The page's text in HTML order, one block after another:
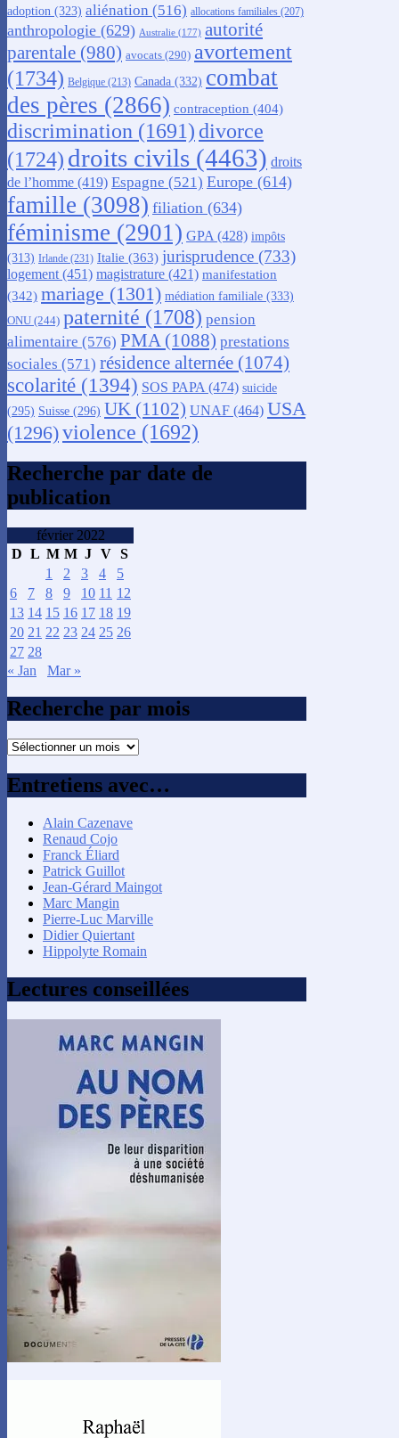
adoption (323) aliénation (516) allocations familiales (207)
anthropologie (629) Australie (177) autorité
parentale (980) avocats (290) avortement
(1734) Belgique (213) Canada (332) combat
des pères (2866) contraception (404)
discrimination (1691) divorce
(1724) droits civils (4463) droits
de l’homme (419) Espagne (521) Europe (614)
famille (3098) filiation (634)
féminisme (2901) GPA (428) impôts
(313) Irlande (231) Italie (363) jurisprudence (733)
logement (451) magistrature (421) manifestation
(342) mariage (1301) médiation familiale (333)
ONU (244) paternité (1708) pension
alimentaire (576) PMA (1088) prestations
sociales (571) résidence alternée (1074)
scolarité (1394) SOS PAPA (474) suicide
(295) Suisse (296) UK (1102) UNAF (464) USA
(1296)violence (1692)
Recherche par date de
publication
février 2022
D L M M J V S
1
2 3 4
5
6
7 8 9 10 11 12
13 14 15 16 17 18 19
20 21 22 23 24 25 26
27 28
« Jan
Mar »
Recherche par mois
Recherche
mois
Entretiens avec…
Alain Cazenave
Renaud Cojo
Franck Éliard
Patrick Guillot
Jean-Gérard Maingot
Marc Mangin
Pierre-Luc Marville
Didier Quiertant
Hippolyte Romain
Lectures conseillées